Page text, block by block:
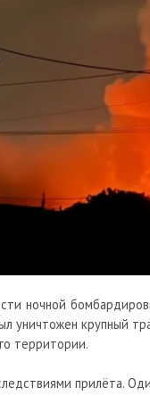
ночной
уничтожен крупный
территории.
прилёта.